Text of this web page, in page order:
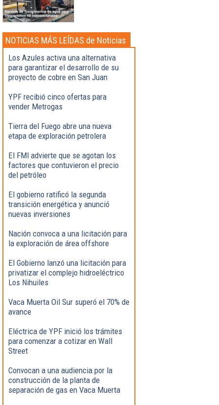
NOTICIAS MÁS LEÍDAS de Noticias
Destacadas
Los Azules activa una alternativa
para garantizar el desarrollo de su
proyecto de cobre en San Juan
YPF recibió cinco ofertas para
vender Metrogas
Tierra del Fuego abre una nueva
etapa de exploración petrolera
El FMI advierte que se agotan los
factores que contuvieron el precio
del petróleo
El gobierno ratificó la segunda
transición energética y anunció
nuevas inversiones
Nación convoca a una licitación para
la exploración de área offshore
El Gobierno lanzó una licitación para
privatizar el complejo hidroeléctrico
Los Nihuiles
Vaca Muerta Oil Sur superó el 70% de
avance
Eléctrica de YPF inició los trámites
para comenzar a cotizar en Wall
Street
Convocan a una audiencia por la
construcción de la planta de
separación de gas en Vaca Muerta